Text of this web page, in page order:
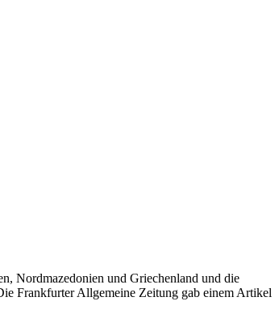
Nordmazedonien und Griechenland und die
Frankfurter Allgemeine Zeitung gab einem Artikel